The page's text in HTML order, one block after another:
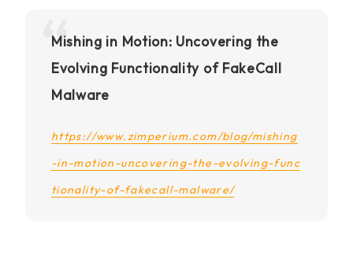
Mishing in Motion: Uncovering the
Evolving Functionality of FakeCall
Malware
https://www.zimperium.com/blog/mishing
-in-motion-uncovering-the-evolving-func
tionality-of-fakecall-malware/